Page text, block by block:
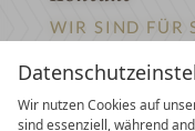
Wir nutzen Cookies auf
sind essenziell, während
WIR SIND FÜR
Newsletter
EXKLUSIVE